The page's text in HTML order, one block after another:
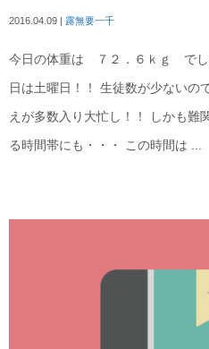
2016.04.09 | 露無要一千
今日の体重は ７２．６ｋｇ で
日は土曜日！！ 生徒数が少ないの
えが多数入り大忙し！！ しかも難
る時間帯にも・・・ この時間は ...